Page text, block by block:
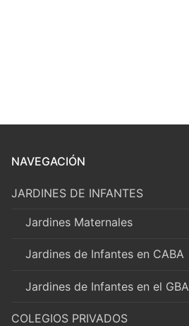
NAVEGACIÓN
JARDINES DE INFANTES
Jardines Maternales
Jardines de Infantes en CABA
Jardines de Infantes en el GBA
COLEGIOS PRIVADOS